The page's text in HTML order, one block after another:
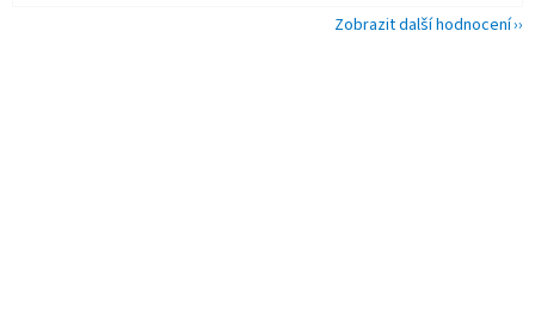
Zobrazit další hodnocení